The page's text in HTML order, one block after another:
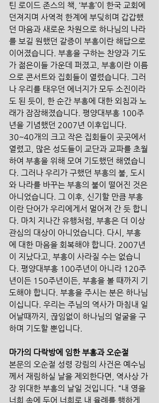
틴 로이드 존스의 책, ‘부흥’이 한국 교회에
던져지며 사역적 한계에 부딪히며 갑갑했
던 마음과 새로운 차원으로 하나님의 나라
를 보길 원했던 갈증이 부흥이란 해답으로
이어졌습니다. 부흥을 구하는 찬양과 기도
가 젊은이들 가운데 퍼졌고, 부흥이란 이름
으로 콘서트와 집회들이 열렸습니다. 그러
나 우리를 태우던 에너지가 모두 소진이라
도 된 듯이, 한 순간 부흥에 대한 외침과 노
래가 잠잠해졌습니다. 평양대부흥 100주
년을 기념했던 2007년 이후입니다.
30~40개의 크고 작은 집회들이 곳곳에서
열렸고, 많은 성도들이 교단과 교파를 초월
하여 부흥을 위해 모여 기도했던 해였습니
다. 그러나 우리가 구했던 부흥의 불, 도시
와 나라를 바꾸는 부흥의 불이 떨어진 것은
아니었습니다. 그 이후, 신기할 만큼 부흥
이란 단어가 우리에게서 멀어져 간 듯 합니
다. 마치 지나간 유행처럼, 부흥은 더 이상
관심의 대상이 아니었습니다. 다시, 부흥
에 대한 마음을 회복해야 합니다. 2007년
이 지났다고, 부흥이 사라질 수는 없습니
다. 평양대부흥 100주년이 아니라 120주
년이든 150주년이든, 부흥을 볼 때까지 기
도해야 합니다. 부흥을 주시는 분은 하나님
이십니다. 우리는 주님의 역사가 마침내 일
어날때까지, 끊임없이 하나님의 얼굴을 구
하며 기도할 뿐입니다.
마가의 다락방에 임한 부흥과 오순절
본문의 오순절 성령 강림의 사건은 예수님
께서 재림하실 날을 제외한다면, 역사상 가
장 위대한 부흥의 날일 것입니다. “내 영을
너희 속에 두어 너희로 내 율례를 행하게